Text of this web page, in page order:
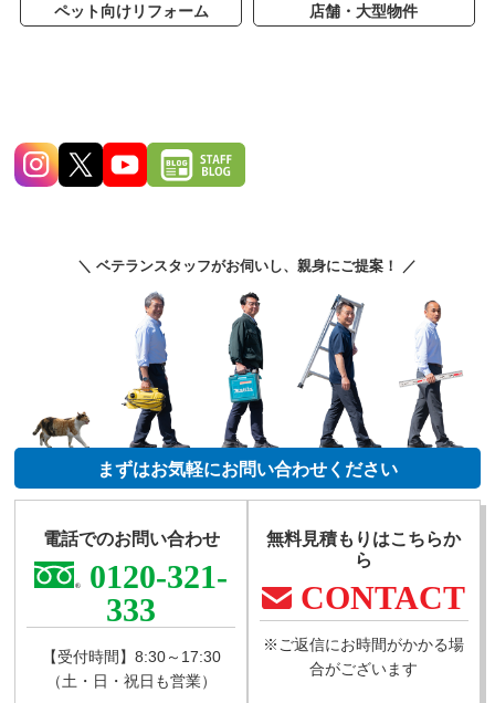
ペット向けリフォーム 店舗・大型物件
＼ ベテランスタッフがお伺いし、親身にご提案！ ／
まずはお気軽にお問い合わせください
電話でのお問い合わせ
0120-321-
333
【受付時間】8:30～17:30
（土・日・祝日も営業）
無料見積もりはこちらか
ら
CONTACT
※ご返信にお時間がかかる場
合がございます